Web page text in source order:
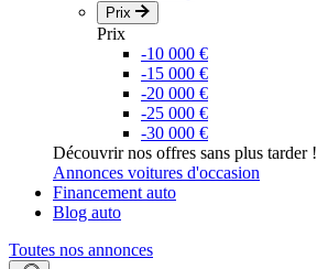
Prix
Prix
-10 000 €
-15 000 €
-20 000 €
-25 000 €
-30 000 €
Découvrir nos offres sans plus tarder !
Annonces voitures d'occasion
Financement auto
Blog auto
Toutes nos annonces